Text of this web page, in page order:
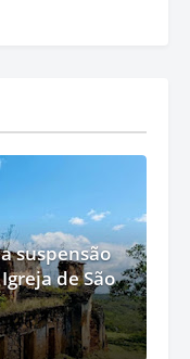
suspensão
de São